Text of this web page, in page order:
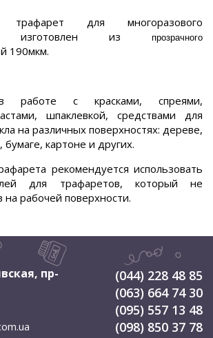
трафарет для многоразового
изготовлен из
прозрачного
190мкм.
работе с красками, спреями,
шпаклевкой, средствами для
на различных поверхностях: дереве,
бумаге, картоне и других.
рекомендуется использовать
для трафаретов, который не
на рабочей поверхности.
, пр-
(044) 228 48 85
(063) 664 74 30
(095) 557 13 48
(098) 850 37 78